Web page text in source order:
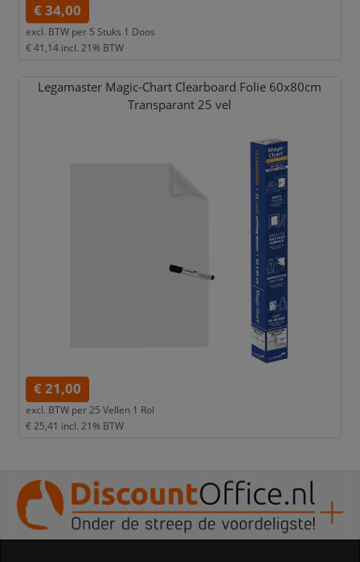
€ 34,00
excl. BTW per 5 Stuks 1 Doos
€ 41,14 incl. 21% BTW
Legamaster Magic-Chart Clearboard Folie 60x80cm
Transparant 25 vel
€ 21,00
excl. BTW per25 Vellen 1 Rol
€ 25,41 incl. 21% BTW